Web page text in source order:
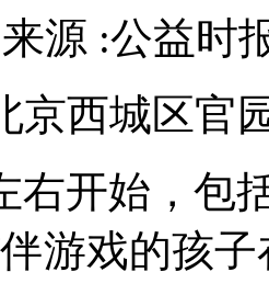
来源 :公益时
京西城区官
右开始，包
游戏的孩